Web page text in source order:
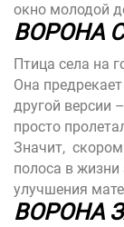
окно молодой
ВОРОНА
Птица села на
Она
другой версии
просто
Значит,
полоса в
улучшения
ВОРОНА